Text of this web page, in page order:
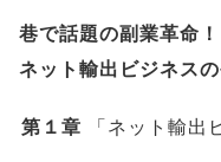
巷で話題の副業革命！
ネット輸出ビジネスの
第１章 「ネット輸出